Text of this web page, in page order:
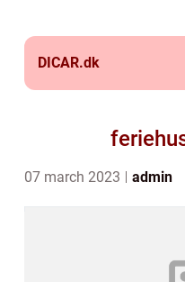
DICAR.dk
07 march 2023 admin